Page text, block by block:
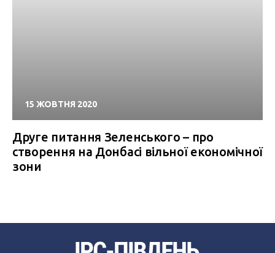
15 ЖОВТНЯ 2020
Друге питання Зеленського – про
створення на Донбасі вільної економічної
зони